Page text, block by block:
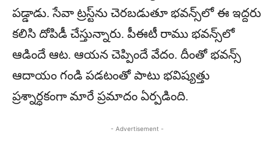
పడ్డాడు. సేవా ట్రస్ట్‌ను చెరబడుతూ భవన్స్‌లో ఈ ఇద్దరు
కలిసి దోపిడీ చేస్తున్నారు. పీఈటీ రాము భవన్స్‌లో
ఆడిందే ఆట. ఆయన చెప్పిందే వేదం. దీంతో భవన్స్
ఆదాయం గండి పడటంతో పాటు భవిష్యత్తు
ప్రశ్నార్ధకంగా మారే ప్రమాదం ఏర్పడింది.
- Advertisement -